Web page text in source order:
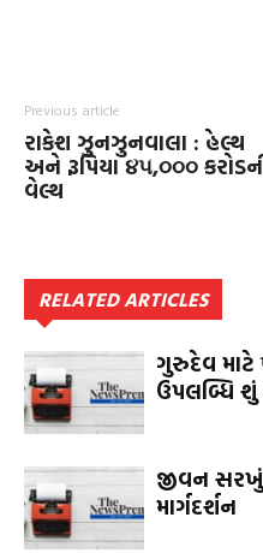
Previous article
રાકેશ ઝુનઝુનવાલા : હેલ્થ
અને રૂપિયા ૪૫,૦૦૦
વેલ્થ
RELATED ARTICLES
ગુરુદેવ માટે
ઉપલબ્ધિ
જીવન
માર્ગદર્શન